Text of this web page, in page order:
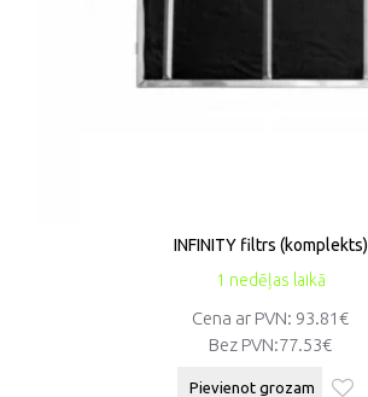
1 nedēļas laikā
INFINITY filtrs (komplekts)
Cena ar PVN: 93.81€
Bez PVN:77.53€
Pievienot grozam